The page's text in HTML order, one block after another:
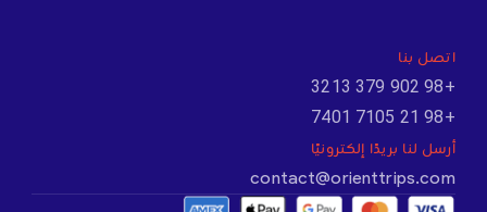
اتصل بنا
+98 902 379 3213
+98 21 7105 7401
أرسل لنا بريدًا إلكترونيًا
contact@orienttrips.com